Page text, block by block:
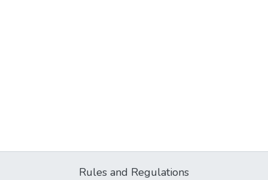
Rules and Regulations